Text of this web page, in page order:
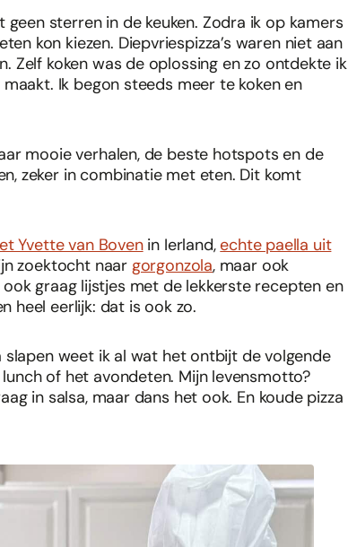
sterren in de keuken. Zodra ik op kamers
kon kiezen. Diepvriespizza’s waren niet aan
Zelf koken was de oplossing en zo ontdekte ik
Ik begon steeds meer te koken en
mooie verhalen, de beste hotspots en de
zeker in combinatie met eten. Dit komt
Yvette van Bovenin Ierland, echte paella uit
zoektocht naar gorgonzola, maar ook
ook graag lijstjes met de lekkerste recepten en
heel eerlijk: dat is ook zo.
weet ik al wat het ontbijt de volgende
of het avondeten. Mijn levensmotto?
in salsa, maar dans het ook. En koude pizza